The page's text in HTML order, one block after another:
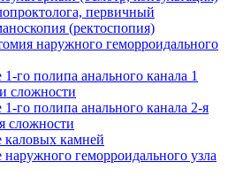
первичный
(ректоспопия)
наружного геморроидального
1-го полипа анального канала 1
сложности
1-го полипа анального канала 2-я
сложности
каловых камней
наружного геморроидального узла